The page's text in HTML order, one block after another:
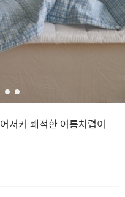
서커 쾌적한 여름차렵이